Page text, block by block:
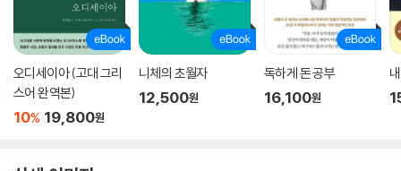
오디세이아 (고대 그리
스어 완역본)
10% 19,800원
니체의 초월자
12,500원
독하게 돈 공부
16,100원